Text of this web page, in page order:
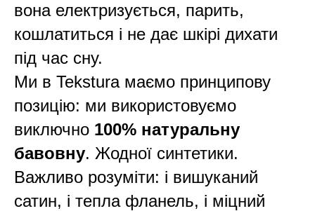
вона електризується, парить,
кошлатиться і не дає шкірі дихати
під час сну.
Ми в Tekstura маємо принципову
позицію: ми використовуємо
виключно 100% натуральну
бавовну. Жодної синтетики.
Важливо розуміти: і вишуканий
сатин, і тепла фланель, і міцний